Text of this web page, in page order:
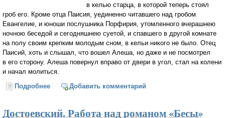
в келью старца, в которой теперь стоял
гроб его. Кроме отца Паисия, уединенно читавшего над гробом
Евангелие, и юноши послушника Порфирия, утомленного вчерашнею
ночною беседой и сегодняшнею суетой, и спавшего в другой комнате
на полу своим крепким молодым сном, в кельи никого не было. Отец
Паисий, хоть и слышал, что вошел Алеша, но даже и не посмотрел
в его сторону. Алеша повернул вправо от двери в угол, стал на колени
и начал молиться.
Подробнее о Братья Карамазовы. Кана Галилейская (Ф. М.
Добавить комментарий
Достоевский. Работа над романом «Бесы»